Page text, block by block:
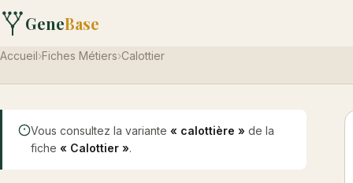
GeneBase
Accueil›Fiches Métiers›Calottier
Vous consultez la variante « calottière » de la
fiche « Calottier ».